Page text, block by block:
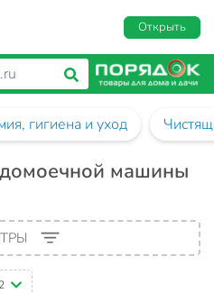
Открыть
гигиена и уход
машины